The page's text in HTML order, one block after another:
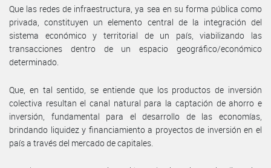
Que las redes de infraestructura, ya sea en su forma pública como
privada, constituyen un elemento central de la integración del
sistema económico y territorial de un país, viabilizando las
transacciones dentro de un espacio geográfico/económico
determinado.
Que, en tal sentido, se entiende que los productos de inversión
colectiva resultan el canal natural para la captación de ahorro e
inversión, fundamental para el desarrollo de las economías,
brindando liquidez y financiamiento a proyectos de inversión en el
país a través del mercado de capitales.